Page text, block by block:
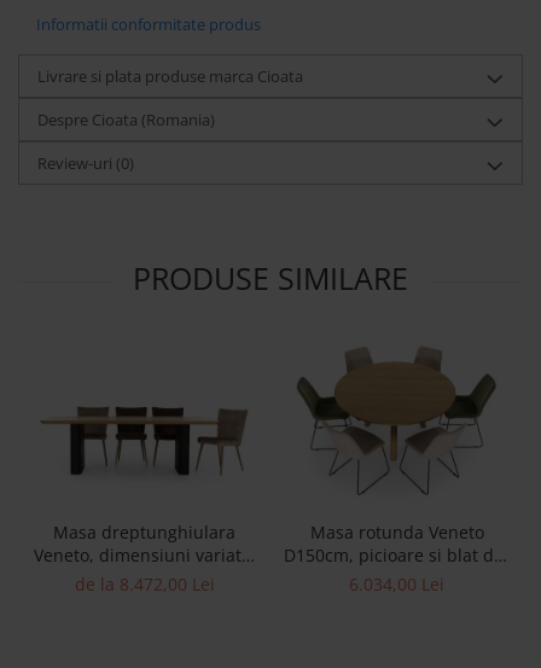
Informatii conformitate produs
Livrare si plata produse marca Cioata
Despre Cioata (Romania)
Review-uri (0)
PRODUSE SIMILARE
Masa dreptunghiulara
Veneto, dimensiuni variate,
minimalist, lemn de stejar
de la 8.472,00 Lei
Masa rotunda Veneto
D150cm, picioare si blat din
lemn masiv de stejar,
6.034,00 Lei